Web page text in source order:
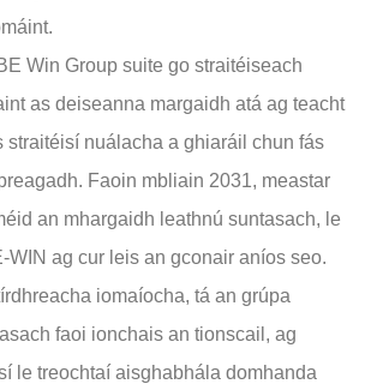
Win Group suite go straitéiseach
as deiseanna margaidh atá ag teacht
straitéisí nuálacha a ghiaráil chun fás
Faoin mbliain 2031, meastar
an mhargaidh leathnú suntasach, le
WIN ag cur leis an gconair aníos seo.
iomaíocha, tá an grúpa
faoi ionchais an tionscail, ag
le treochtaí aisghabhála domhanda